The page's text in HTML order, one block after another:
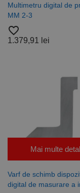
Multimetru digital de
MM 2-3
favorite_border
1.379,91 lei
Mai multe
Varf de schimb
digital de masurare a